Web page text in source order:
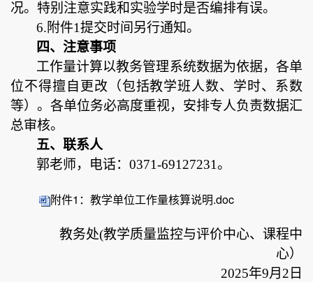
况。特别注意实践和实验学时是否编排有误。
6.附件1提交时间另行通知。
四、注意事项
工作量计算以教务管理系统数据为依据，各单
位不得擅自更改（包括教学班人数、学时、系数
等）。各单位务必高度重视，安排专人负责数据汇
总审核。
五、联系人
郭老师，电话： 0371-69127231。
附件1：教学单位工作量核算说明.doc
教务处(教学质量监控与评价中心、课程中
心）
2025年9月2日